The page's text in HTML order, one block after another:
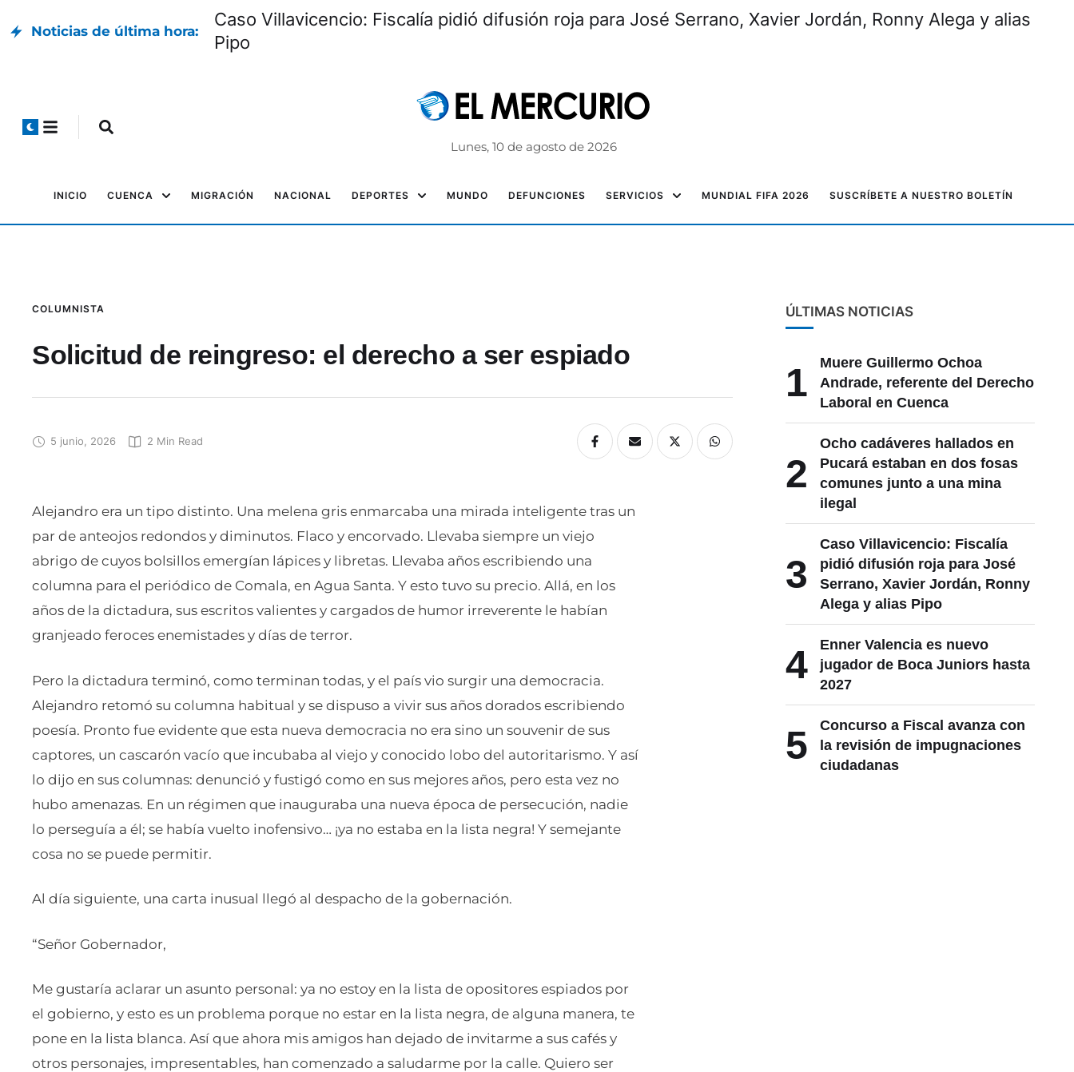
Noticias de última hora:
Caso Villavicencio: Fiscalía pidió difusión roja para José Serrano, Xavier Jordán, Ronny Alega y alias
Pipo
Lunes, 10 de agosto de 2026
INICIO CUENCA MIGRACIÓN NACIONAL DEPORTES MUNDO DEFUNCIONES SERVICIOS MUNDIAL FIFA 2026 SUSCRÍBETE A NUESTRO BOLETÍN
COLUMNISTA
Solicitud de reingreso: el derecho a ser espiado
5 junio, 2026 2 Min Read
Alejandro era un tipo distinto. Una melena gris enmarcaba una mirada inteligente tras un
par de anteojos redondos y diminutos. Flaco y encorvado. Llevaba siempre un viejo
abrigo de cuyos bolsillos emergían lápices y libretas. Llevaba años escribiendo una
columna para el periódico de Comala, en Agua Santa. Y esto tuvo su precio. Allá, en los
años de la dictadura, sus escritos valientes y cargados de humor irreverente le habían
granjeado feroces enemistades y días de terror.
Pero la dictadura terminó, como terminan todas, y el país vio surgir una democracia.
Alejandro retomó su columna habitual y se dispuso a vivir sus años dorados escribiendo
poesía. Pronto fue evidente que esta nueva democracia no era sino un souvenir de sus
captores, un cascarón vacío que incubaba al viejo y conocido lobo del autoritarismo. Y así
lo dijo en sus columnas: denunció y fustigó como en sus mejores años, pero esta vez no
hubo amenazas. En un régimen que inauguraba una nueva época de persecución, nadie
lo perseguía a él; se había vuelto inofensivo… ¡ya no estaba en la lista negra! Y semejante
cosa no se puede permitir.
Al día siguiente, una carta inusual llegó al despacho de la gobernación.
“Señor Gobernador,
Me gustaría aclarar un asunto personal: ya no estoy en la lista de opositores espiados por
el gobierno, y esto es un problema porque no estar en la lista negra, de alguna manera, te
pone en la lista blanca. Así que ahora mis amigos han dejado de invitarme a sus cafés y
otros personajes, impresentables, han comenzado a saludarme por la calle. Quiero ser
ÚLTIMAS NOTICIAS
1
Muere Guillermo Ochoa
Andrade, referente del Derecho
Laboral en Cuenca
2
Ocho cadáveres hallados en
Pucará estaban en dos fosas
comunes junto a una mina
ilegal
3
Caso Villavicencio: Fiscalía
pidió difusión roja para José
Serrano, Xavier Jordán, Ronny
Alega y alias Pipo
4
Enner Valencia es nuevo
jugador de Boca Juniors hasta
2027
5
Concurso a Fiscal avanza con
la revisión de impugnaciones
ciudadanas